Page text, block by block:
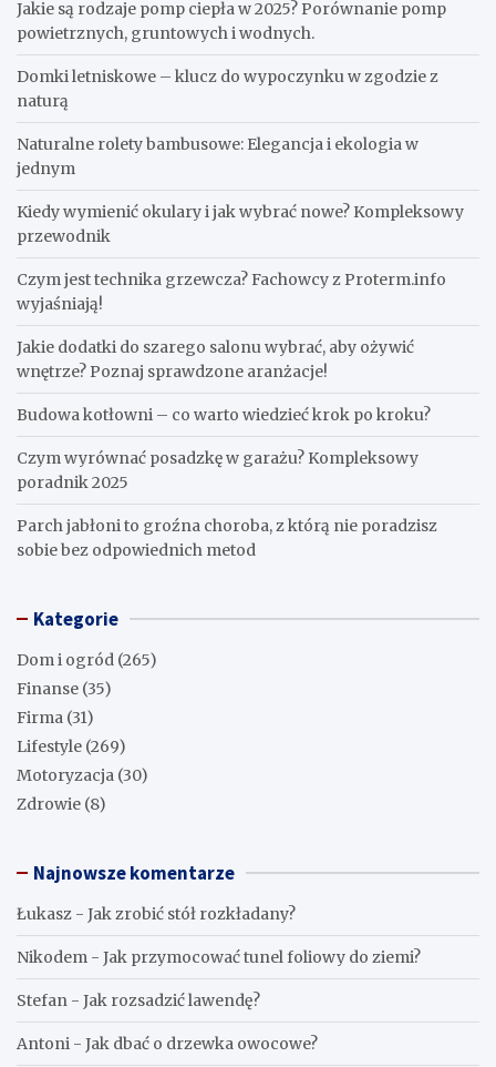
Jakie są rodzaje pomp ciepła w 2025? Porównanie pomp
powietrznych, gruntowych i wodnych.
Domki letniskowe – klucz do wypoczynku w zgodzie z
naturą
Naturalne rolety bambusowe: Elegancja i ekologia w
jednym
Kiedy wymienić okulary i jak wybrać nowe? Kompleksowy
przewodnik
Czym jest technika grzewcza? Fachowcy z Proterm.info
wyjaśniają!
Jakie dodatki do szarego salonu wybrać, aby ożywić
wnętrze? Poznaj sprawdzone aranżacje!
Budowa kotłowni – co warto wiedzieć krok po kroku?
Czym wyrównać posadzkę w garażu? Kompleksowy
poradnik 2025
Parch jabłoni to groźna choroba, z którą nie poradzisz
sobie bez odpowiednich metod
Kategorie
Dom i ogród (265)
Finanse (35)
Firma (31)
Lifestyle (269)
Motoryzacja (30)
Zdrowie (8)
Najnowsze komentarze
Łukasz - Jak zrobić stół rozkładany?
Nikodem - Jak przymocować tunel foliowy do ziemi?
Stefan - Jak rozsadzić lawendę?
Antoni - Jak dbać o drzewka owocowe?